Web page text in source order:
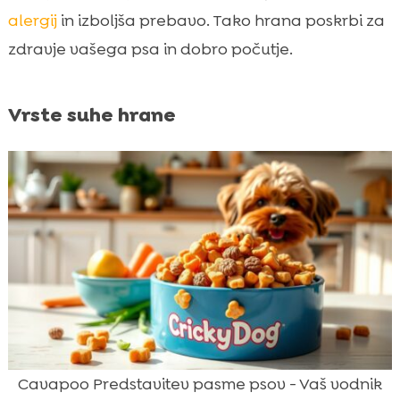
alergijin izboljša prebavo. Tako hrana poskrbi za
zdravje vašega psa in dobro počutje.
Vrste suhe hrane
Cavapoo Predstavitev pasme psov - Vaš vodnik